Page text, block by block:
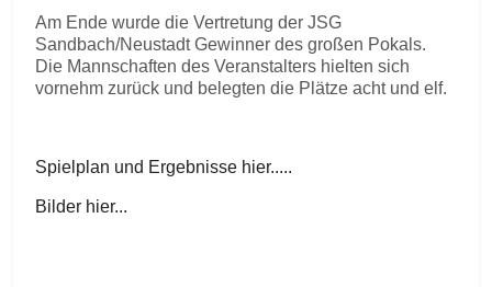
Am Ende wurde die Vertretung der JSG
Sandbach/Neustadt Gewinner des großen Pokals.
Die Mannschaften des Veranstalters hielten sich
vornehm zurück und belegten die Plätze acht und elf.
Spielplan und Ergebnisse hier.....
Bilder hier...